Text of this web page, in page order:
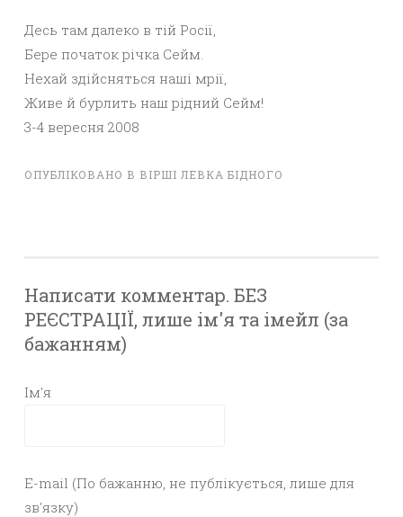
Десь там далеко в тій Росії,
Бере початок річка Сейм.
Нехай здійсняться наші мрії,
Живе й бурлить наш рідний Сейм!
3-4 вересня 2008
ОПУБЛІКОВАНО В ВІРШІ ЛЕВКА БІДНОГО
Написати комментар. БЕЗ
РЕЄСТРАЦІЇ, лише ім'я та імейл (за
бажанням)
Ім'я
E-mail (По бажанню, не публікується, лише для
зв'язку)